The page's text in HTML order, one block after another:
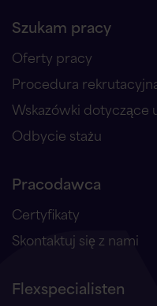
Szukam pracy
Oferty pracy
Procedura
Wskazówki dotyczące
Odbycie stażu
Pracodawca
Certyfikaty
Skontaktuj się z nami
Flexspecialisten